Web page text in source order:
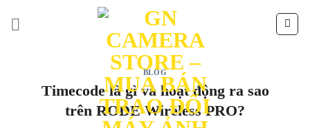
BLOG
Timecode là gì và hoạt động ra sao
trên RODE Wireless PRO?